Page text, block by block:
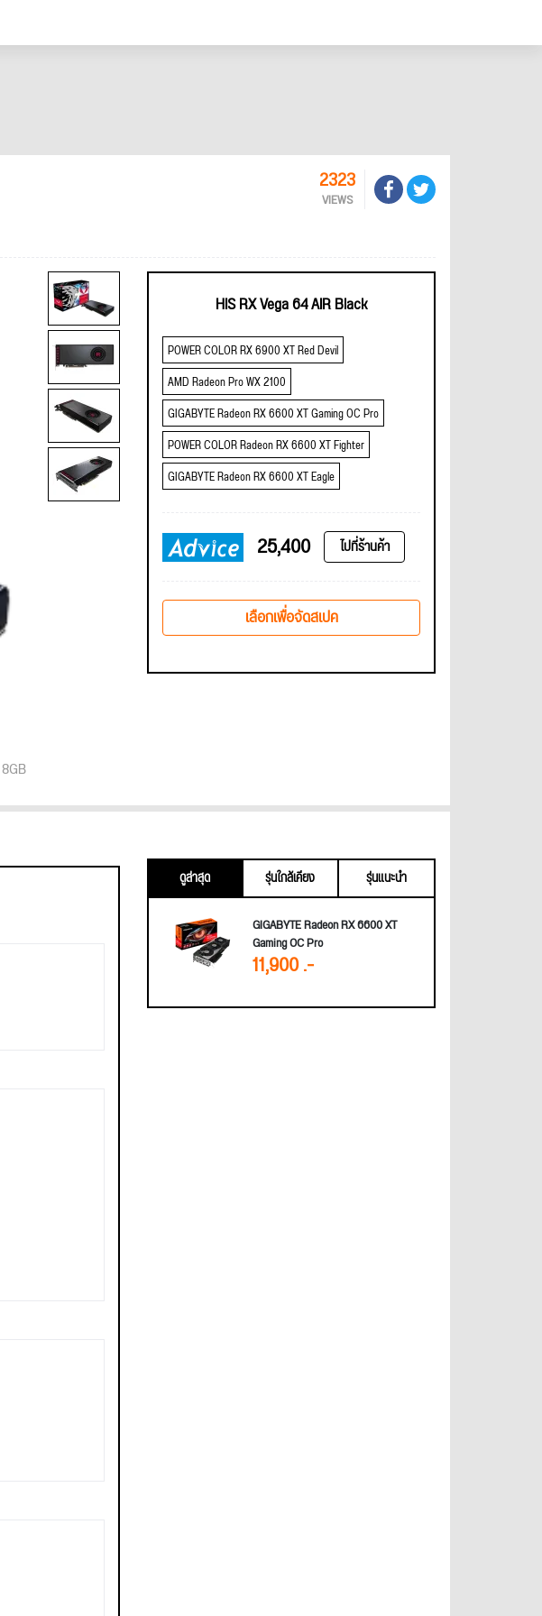
2323
VIEWS
8GB
HIS RX Vega 64 AIR Black
POWER COLOR RX 6900 XT Red Devil
AMD Radeon Pro WX 2100
GIGABYTE Radeon RX 6600 XT Gaming OC Pro
POWER COLOR Radeon RX 6600 XT Fighter
GIGABYTE Radeon RX 6600 XT Eagle
25,400 ไปที่ร้านค้า
เลือกเพื่อจัดสเปค
ดูล่าสุด รุ่นใกล้เคียง
รุ่นแนะนำ
GIGABYTE Radeon RX 6600 XT
Gaming OC Pro
11,900 .-